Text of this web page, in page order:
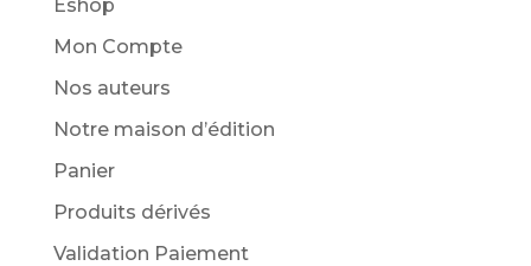
Eshop
Mon Compte
Nos auteurs
Notre maison d’édition
Panier
Produits dérivés
Validation Paiement